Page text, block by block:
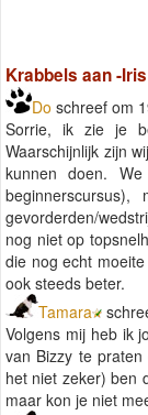
Krabbels aan -
Do schreef om
Sorrie, ik zie je
Waarschijnlijk zijn
kunnen doen.
gevorderden/
nog niet op
die nog echt
ook steeds beter.
Tamara
Volgens mij heb ik
van Bizzy te
het niet zeker) ben
maar kon je niet